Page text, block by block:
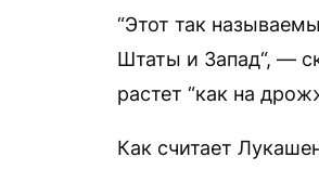
“Этот так
Штаты и Запад“, —
растет “как на
Как считает